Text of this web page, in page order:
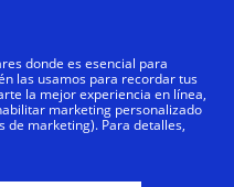
Asocian
donde es esencial para
las usamos para recordar tus
la mejor experiencia en línea,
marketing personalizado
de marketing). Para detalles,